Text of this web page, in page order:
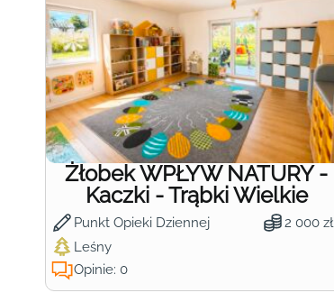
Żłobek WPŁYW NATURY -
Kaczki - Trąbki Wielkie
Punkt Opieki Dziennej 2 000 zł
Leśny
Opinie: 0